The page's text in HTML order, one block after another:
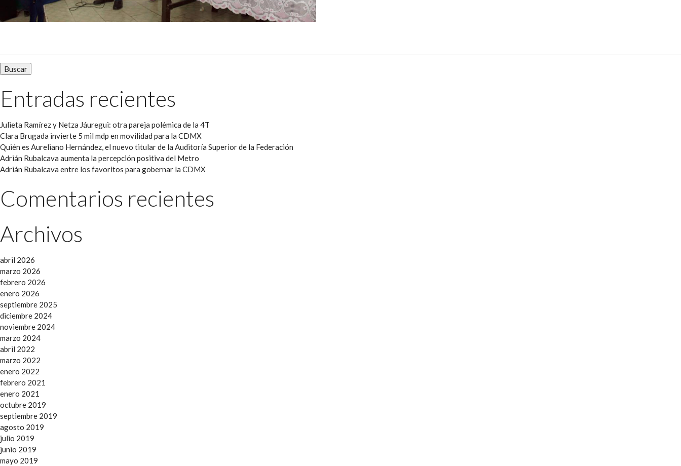
Entradas recientes
Julieta Ramírez y Netza Jáuregui: otra pareja polémica de la 4T
Clara Brugada invierte 5 mil mdp en movilidad para la CDMX
Quién es Aureliano Hernández, el nuevo titular de la Auditoría Superior de la Federación
Adrián Rubalcava aumenta la percepción positiva del Metro
Adrián Rubalcava entre los favoritos para gobernar la CDMX
Comentarios recientes
Archivos
abril 2026
marzo 2026
febrero 2026
enero 2026
septiembre 2025
diciembre 2024
noviembre 2024
marzo 2024
abril 2022
marzo 2022
enero 2022
febrero 2021
enero 2021
octubre 2019
septiembre 2019
agosto 2019
julio 2019
junio 2019
mayo 2019